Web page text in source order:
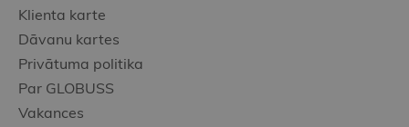
Klienta karte
Dāvanu kartes
Privātuma politika
Par GLOBUSS
Vakances